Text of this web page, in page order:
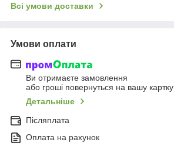
Всі умови доставки
Умови оплати
Ви отримаєте замовлення
або гроші повернуться на вашу картку
Детальніше
Післяплата
Оплата на рахунок